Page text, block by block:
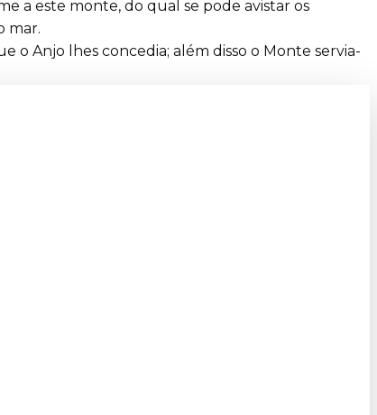
a este monte, do qual se pode avistar os
mar.
o Anjo lhes concedia; além disso o Monte servia-